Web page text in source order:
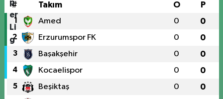
# Takım O P
1 Amed 0 0
2 Erzurumspor FK 0 0
3 Başakşehir 0 0
4 Kocaelispor 0 0
5 Beşiktaş 0 0